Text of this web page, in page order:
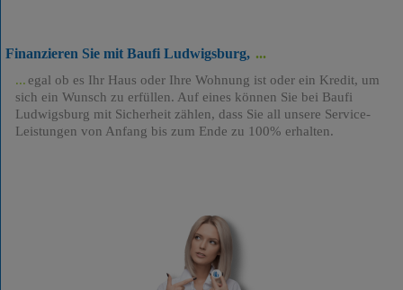
Finanzieren Sie mit Baufi Ludwigsburg,
egal ob es Ihr Haus oder Ihre Wohnung ist oder ein Kredit, um
sich ein Wunsch zu erfüllen. Auf eines können Sie bei Baufi
Ludwigsburg mit Sicherheit zählen, dass Sie all unsere Service-
Leistungen von Anfang bis zum Ende zu 100% erhalten.